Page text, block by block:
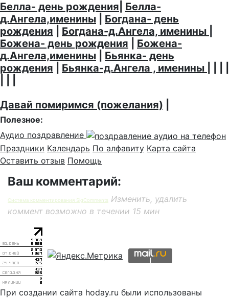
Белла- день рождения Белла-
д.Ангела,именины
Богдана- день
рождения
Богдана-д.Ангела, именины
Божена- день рождения
Божена-
д.Ангела,именины
Бьянка- день
рождения
Бьянка-д.Ангела , именины
Давай помиримся (пожелания)
Полезное:
Аудио поздравление
Праздники Календарь По алфавиту Карта сайта
Оставить отзыв Помощь
Ваш комментарий:
Система комментирования SigComments
Изменить, удалить
коммент возможно в течении 15 мин
При создании сайта hoday.ru были использованы